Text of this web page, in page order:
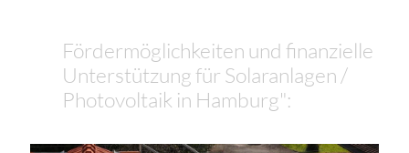
Fördermöglichkeiten und finanzielle
Unterstützung für Solaranlagen /
Photovoltaik in Hamburg":